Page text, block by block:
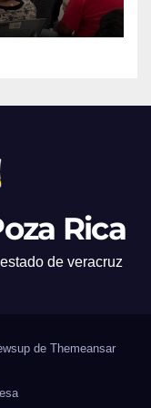
Rica
de veracruz
de Themeansar